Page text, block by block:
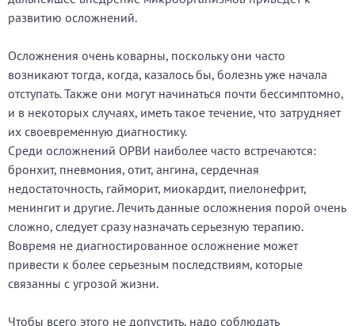
развитию осложнений.
Осложнения очень коварны, поскольку они часто
возникают тогда, когда, казалось бы, болезнь уже начала
отступать. Также они могут начинаться почти бессимптомно,
и в некоторых случаях, иметь такое течение, что затрудняет
их своевременную диагностику.
Среди осложнений ОРВИ наиболее часто встречаются:
бронхит, пневмония, отит, ангина, сердечная
недостаточность, гайморит, миокардит, пиелонефрит,
менингит и другие. Лечить данные осложнения порой очень
сложно, следует сразу назначать серьезную терапию.
Вовремя не диагностированное осложнение может
привести к более серьезным последствиям, которые
связанны с угрозой жизни.
Чтобы всего этого не допустить, надо соблюдать